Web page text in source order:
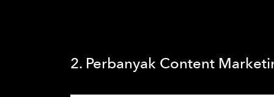
2. Perbanyak Content